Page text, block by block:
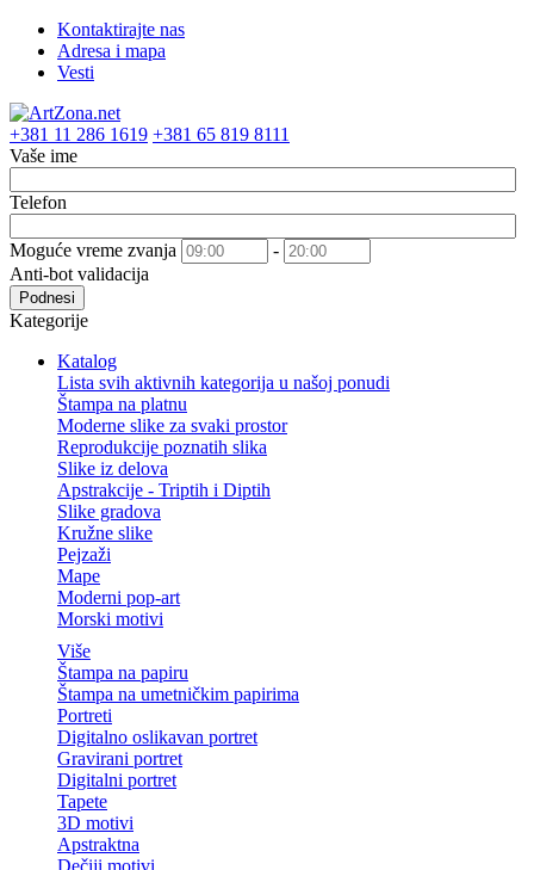
Kontaktirajte nas
Adresa i mapa
Vesti
+381 11 286 1619 +381 65 819 8111
Vaše ime
Telefon
Moguće vreme zvanja
-
Anti-bot validacija
Podnesi
Kategorije
Katalog
Lista svih aktivnih kategorija u našoj ponudi
Štampa na platnu
Moderne slike za svaki prostor
Reprodukcije poznatih slika
Slike iz delova
Apstrakcije - Triptih i Diptih
Slike gradova
Kružne slike
Pejzaži
Mape
Moderni pop-art
Morski motivi
Više
Štampa na papiru
Štampa na umetničkim papirima
Portreti
Digitalno oslikavan portret
Gravirani portret
Digitalni portret
Tapete
3D motivi
Apstraktna
Dečiji motivi